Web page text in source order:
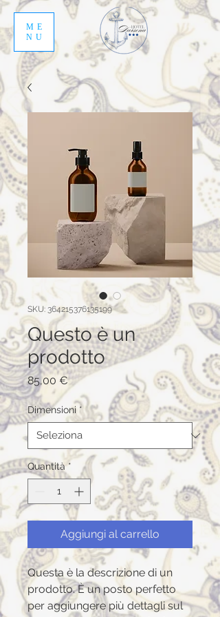
ME
NU
SKU: 364215376135199
Questo è un
prodotto
85,00 €Prezzo
Dimensioni *
Quantità *
Aggiungi al carrello
Questa è la descrizione di un
prodotto. È un posto perfetto
per aggiungere più dettagli sul